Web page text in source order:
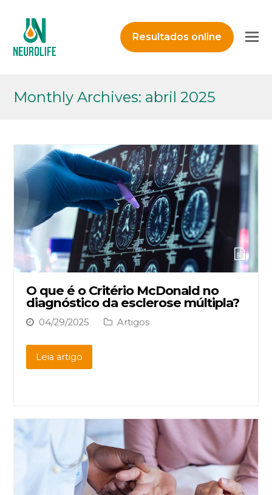
Resultados online
Monthly Archives: abril 2025
O que é o Critério McDonald no
diagnóstico da esclerose múltipla?
04/29/2025 Artigos
Leia artigo